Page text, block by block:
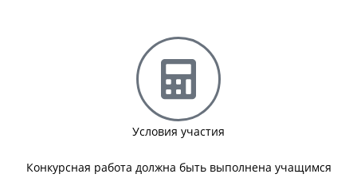
Условия участия
Конкурсная работа должна быть выполнена учащимся